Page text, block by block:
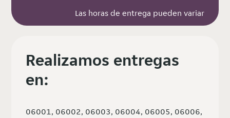
Las horas de entrega pueden variar
Realizamos entregas
en:
06001, 06002, 06003, 06004, 06005, 06006,